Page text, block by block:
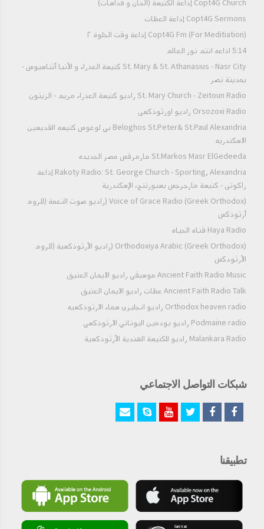
قفوا بخوف أمام الله، وانصتوا لسماع الإنجيل المقدس.
فصل شريف من بشارة معلمنا مرقس الإنجيلي.
بركته تكون مع جميعنا، آمين.
مرقس 13 : 33 - 37
الفصل 13
انظروا اسهروا وصلوا ، لأنكم لا تعلمون متى يكون الوقت
34كأنما إنسان مسافر ترك بيته ، وأعطى عبيده السلطان ،
ولكل واحد عمله ، وأوصى البواب أن يسهر
35اسهروا إذا ، لأنكم لا تعلمون متى يأتي رب البيت ، أمساء ، أم
نصف الليل ، أم صياح الديك ، أم صباحا
36لئلا يأتي بغتة فيجدكم نياما
37وما أقوله لكم أقوله للجميع : اسهروا
والمجد لله دائماً أبدياً، آمين.
قراءات القداس
البولس
بولس، عبد يسوع المسيح، المدعوّ رسولاً، المُفرَز لإنجيل الله.
البولس، فصل من رسالة القديس بولس الرسول إلى كورنثوس .
بركته تكون مع جميعنا، آمين.
الفصل 3
لأنه متى قال واحد : أنا لبولس وآخر : أنا لأبلوس أفلستم
جسديين
فمن هو بولس ؟ ومن هو أبلوس ؟ بل خادمان آمنتم
7إذا ليس الغارس شيئا ولا الساقي ، بل الله الذي ينمي
والغارس والساقي هما واحد ، ولكن كل واحد سيأخذ أجرته
بحسب تعبه
فإننا نحن عاملان مع الله ، وأنتم فلاحة الله ، بناء الله
10حسب نعمة الله المعطاة لي كبناء حكيم قد وضعت أساسا ،
Copt4G Church إذاعة الكنيسة (ألحان و قداسات)
Copt4G Sermons إذاعة العظات
Copt4G Fm (For Meditiation) إذاعة وقت الخلوة ٢
5:14 اذاعه انتم نور العالم
St. Mary & St. Athanasius - Nasr City كنيسة العذراء و الأنبا أثناسيوس -
بمدينة نصر
St. Mary Church - Zeitoun Radio راديو كنيسة العذراء مريم - الزيتون
Orsozoxi Radio راديو اورثوذكسى
Beloghos St.Peter& St.Paul Alexandria بي لوغوس كنيسه القديسين
الاسكندريه
St.Markos Masr ElGedeeda مارمرقس مصر الجديده
Rakoty Radio: St. George Church - Sporting, Alexandria إذاعة
راكوتى - كنيسة مارجرجس بسبورتنج، الإسكندرية
Voice of Grace Radio (Greek Orthodox) (راديو صوت النعمة (للروم
أرثوذكس
Haya Radio قناه الحياه
Orthodoxiya Arabic (Greek Orthodox) (راديو الأرثوذكسية (للروم
الأرثودكس
Ancient Faith Radio Music موسيقي راديو الايمان العتيق
Ancient Faith Radio Talk عظات راديو الايمان العتيق
Orthodox heaven radio راديو انجليزي سماء الارثوذكسيه
Podmaine radio راديو بودمين اليوناني الارثوذكسي
Malankara Radio راديو للكنيسة الهندية الأرثوذكسية
شبكات التواصل الاجتماعي
تطبيقنا